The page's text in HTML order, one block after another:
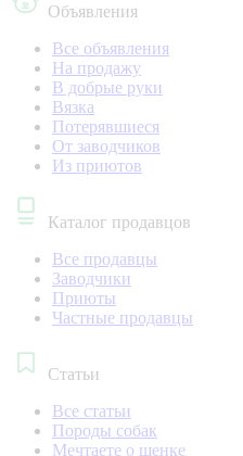
Объявления
Все объявления
На продажу
В добрые руки
Вязка
Потерявшиеся
От заводчиков
Из приютов
Каталог продавцов
Все продавцы
Заводчики
Приюты
Частные продавцы
Статьи
Все статьи
Породы собак
Мечтаете о щенке